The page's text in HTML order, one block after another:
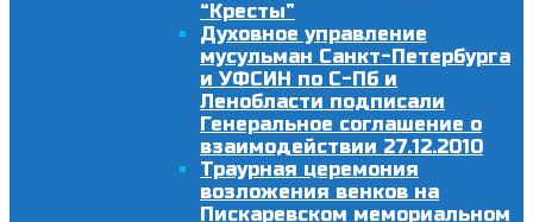
“Кресты”
Духовное управление
мусульман Санкт-Петербурга
и УФСИН по С-Пб и
Ленобласти подписали
Генеральное соглашение о
взаимодействии 27.12.2010
Траурная церемония
возложения венков на
Пискаревском мемориальном